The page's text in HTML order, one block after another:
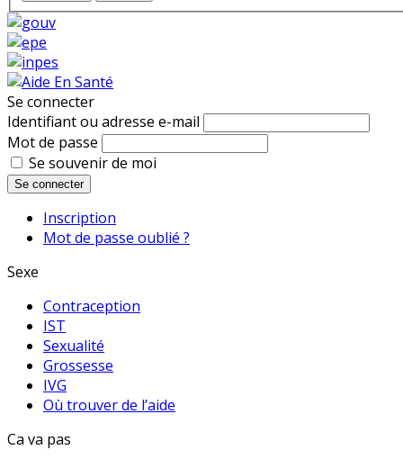
Se connecter
Identifiant ou adresse e-mail
Mot de passe
Se souvenir de moi
Se connecter
Inscription
Mot de passe oublié ?
Sexe
Contraception
IST
Sexualité
Grossesse
IVG
Où trouver de l’aide
Ca va pas